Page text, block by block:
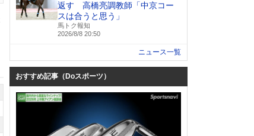
返す 高橋亮調教師「中京コー
スは合うと思う」
馬トク報知
2026/8/8 20:50
ニュース一覧
おすすめ記事（Doスポーツ）